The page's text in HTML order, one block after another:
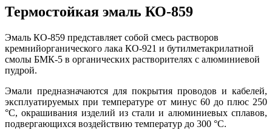
Термостойкая эмаль КО-859
Эмаль КО-859 представляет собой смесь растворов
кремнийорганического лака КО-921 и бутилметакрилатной
смолы БМК-5 в органических растворителях с алюминиевой
пудрой.
Эмали предназначаются для покрытия проводов и кабелей,
эксплуатируемых при температуре от минус 60 до плюс 250
°С, окрашивания изделий из стали и алюминиевых сплавов,
подвергающихся воздействию температур до 300 °С.